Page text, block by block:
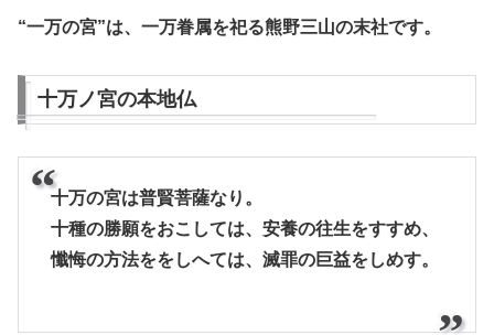
“一万の宮”は、一万眷属を祀る熊野三山の末社です。
十万ノ宮の本地仏
十万の宮は普賢菩薩なり。
十種の勝願をおこしては、安養の往生をすすめ、
懺悔の方法ををしへては、滅罪の巨益をしめす。